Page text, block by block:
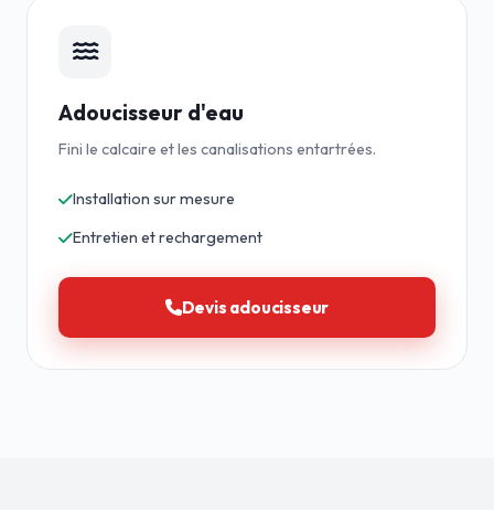
Adoucisseur d'eau
Fini le calcaire et les canalisations entartrées.
Installation sur mesure
Entretien et rechargement
Devis adoucisseur